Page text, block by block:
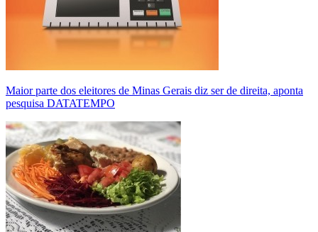
Maior parte dos eleitores de Minas Gerais diz ser de direita, aponta
pesquisa DATATEMPO